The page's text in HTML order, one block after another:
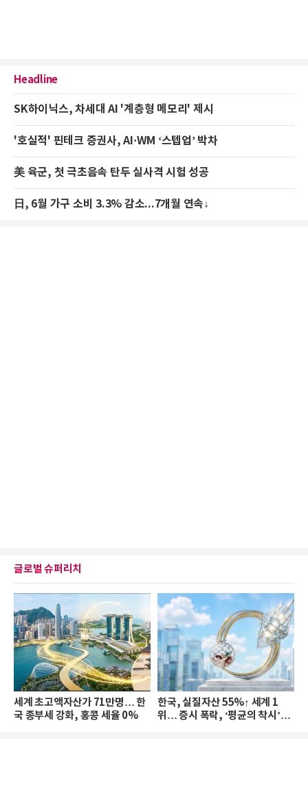
Headline
SK하이닉스, 차세대 AI '계층형 메모리' 제시
'호실적' 핀테크 증권사, AI·WM ‘스텝업’ 박차
美 육군, 첫 극초음속 탄두 실사격 시험 성공
日, 6월 가구 소비 3.3% 감소...7개월 연속↓
글로벌 슈퍼리치
세계 초고액자산가 71만명… 한
국 종부세 강화, 홍콩 세율 0%
한국, 실질자산 55%↑ 세계 1
위… 증시 폭락, ‘평균의 착시’와